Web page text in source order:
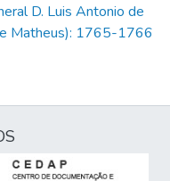
D. Luis Antonio de
Matheus): 1765-1766